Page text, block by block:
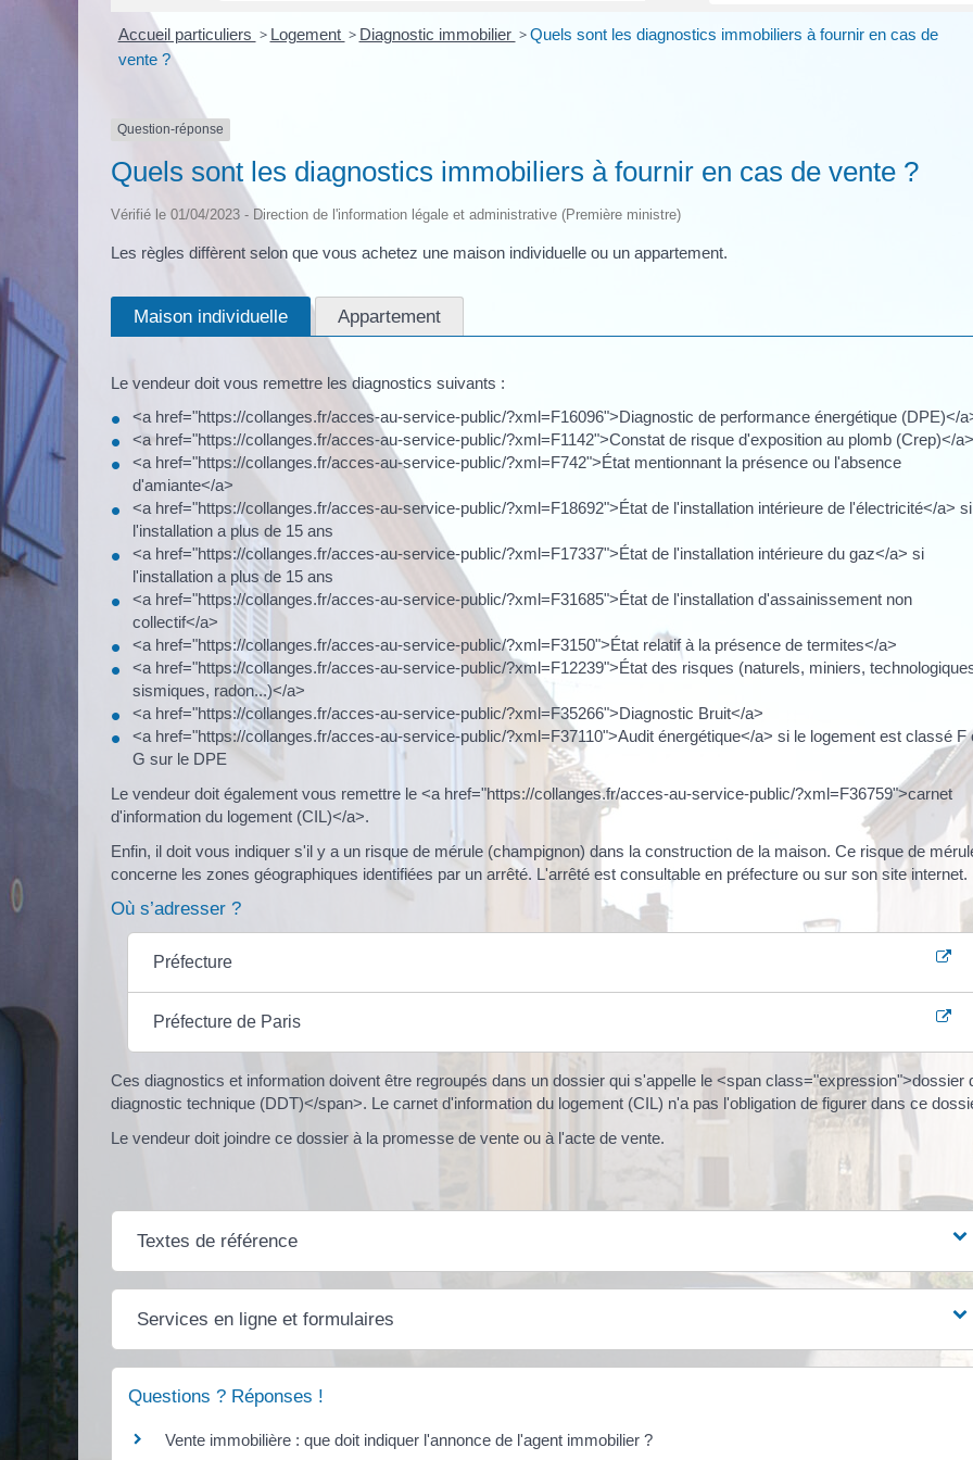
Accueil particuliers > Logement > Diagnostic immobilier > Quels sont les diagnostics immobiliers à fournir en cas de
vente ?
Question-réponse
Quels sont les diagnostics immobiliers à fournir en cas de vente ?
Vérifié le 01/04/2023 - Direction de l'information légale et administrative (Première ministre)
Les règles diffèrent selon que vous achetez une maison individuelle ou un appartement.
Maison individuelle Appartement
Le vendeur doit vous remettre les diagnostics suivants :
<a href="https://collanges.fr/acces-au-service-public/?xml=F16096">Diagnostic de performance énergétique (DPE)</
<a href="https://collanges.fr/acces-au-service-public/?xml=F1142">Constat de risque d'exposition au plomb (Crep)</a>
<a href="https://collanges.fr/acces-au-service-public/?xml=F742">État mentionnant la présence ou l'absence
d'amiante</a>
<a href="https://collanges.fr/acces-au-service-public/?xml=F18692">État de l'installation intérieure de l'électricité</a> si
l'installation a plus de 15 ans
<a href="https://collanges.fr/acces-au-service-public/?xml=F17337">État de l'installation intérieure du gaz</a> si
l'installation a plus de 15 ans
<a href="https://collanges.fr/acces-au-service-public/?xml=F31685">État de l'installation d'assainissement non
collectif</a>
<a href="https://collanges.fr/acces-au-service-public/?xml=F3150">État relatif à la présence de termites</a>
<a href="https://collanges.fr/acces-au-service-public/?xml=F12239">État des risques (naturels, miniers,
sismiques, radon...)</a>
<a href="https://collanges.fr/acces-au-service-public/?xml=F35266">Diagnostic Bruit</a>
<a href="https://collanges.fr/acces-au-service-public/?xml=F37110">Audit énergétique</a> si le logement est classé F
G sur le DPE
Le vendeur doit également vous remettre le <a href="https://collanges.fr/acces-au-service-public/?xml=F36759">carnet
d'information du logement (CIL)</a>.
Enfin, il doit vous indiquer s'il y a un risque de mérule (champignon) dans la construction de la maison. Ce risque de
concerne les zones géographiques identifiées par un arrêté. L'arrêté est consultable en préfecture ou sur son site internet.
Où s’adresser ?
Préfecture
Préfecture de Paris
Ces diagnostics et information doivent être regroupés dans un dossier qui s'appelle le <span class="expression">dossier
diagnostic technique (DDT)</span>. Le carnet d'information du logement (CIL) n'a pas l'obligation de figurer dans ce
Le vendeur doit joindre ce dossier à la promesse de vente ou à l'acte de vente.
Textes de référence
Services en ligne et formulaires
Questions ? Réponses !
Vente immobilière : que doit indiquer l'annonce de l'agent immobilier ?